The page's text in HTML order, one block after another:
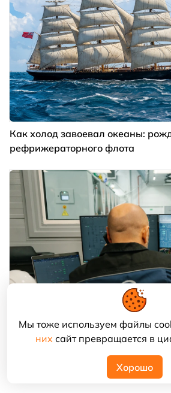
Как холод завоевал океаны:
рефрижераторного флота
«ТехноВатт» зарегистрировал в
управления чиллерами TW Chill
Мы тоже используем файлы
нихсайт превращается в
Хорошо